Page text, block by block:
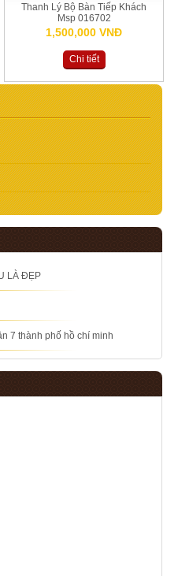
Thanh Lý Bộ Bàn Tiếp Khách
Msp 016702
1,500,000 VNĐ
Chi tiết
LÀ ĐẸP
7 thành phố hồ chí minh